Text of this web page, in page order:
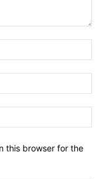
this browser for the